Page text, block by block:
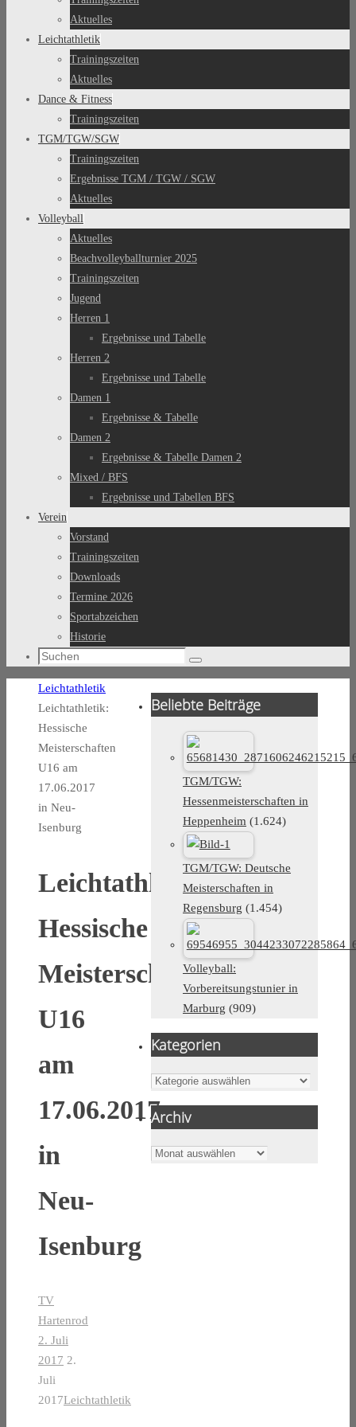
Aktuelles
Leichtathletik
Trainingszeiten
Aktuelles
Dance & Fitness
Trainingszeiten
TGM/TGW/SGW
Trainingszeiten
Ergebnisse TGM / TGW / SGW
Aktuelles
Volleyball
Aktuelles
Beachvolleyballturnier 2025
Trainingszeiten
Jugend
Herren 1
Ergebnisse und Tabelle
Herren 2
Ergebnisse und Tabelle
Damen 1
Ergebnisse & Tabelle
Damen 2
Ergebnisse & Tabelle Damen 2
Mixed / BFS
Ergebnisse und Tabellen BFS
Verein
Vorstand
Trainingszeiten
Downloads
Termine 2026
Sportabzeichen
Historie
Suchen
Suchen
Start
Leichtathletik
Leichtathletik:
Hessische
Meisterschaften
U16 am
17.06.2017
in Neu-
Isenburg
Leichtathletik:
Hessische
Meisterschaften
U16
am
17.06.2017
in
Neu-
Isenburg
TV
Hartenrod
2. Juli
2017 2.
Juli
2017Leichtathletik
Beliebte Beiträge
TGM/TGW:
Hessenmeisterschaften in
Heppenheim (1.624)
TGM/TGW: Deutsche
Meisterschaften in
Regensburg (1.454)
Volleyball:
Vorbereitsungstunier in
Marburg (909)
Kategorien
Kategorien
Archiv
Archiv